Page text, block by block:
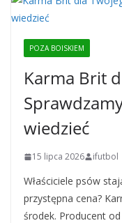
POZA BOISKIEM
Karma Brit
wiedzieć
15 lipca 2026 ifutbol
Właściciele psów
przystępna cena?
środek. Producent